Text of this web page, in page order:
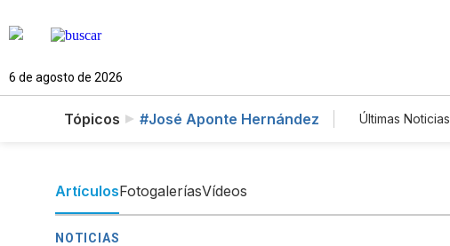
6 de agosto de 2026
Tópicos #José Aponte Hernández Últimas Noticias
ArtículosFotogaleríasVídeos
NOTICIAS